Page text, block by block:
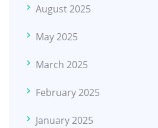
August 2025
May 2025
March 2025
February 2025
January 2025